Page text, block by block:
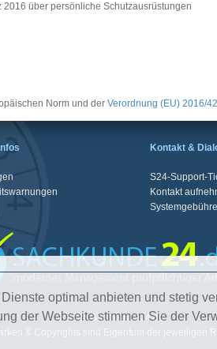
über persönliche Schutzausrüstungen
Norm und der Verordnung (EU) 2016/
Kontakt &
S24-Support-
Kontakt
© 2026 Sachkunde24.de
& Copyrights sind Eigentum der jeweiligen
optimal anbieten und stetig
der Webseite stimmen Sie der